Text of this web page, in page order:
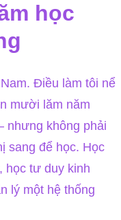
học
Điều làm tôi nể
mười lăm năm
nhưng không phải
sang để học. Học
học tư duy kinh
lý một hệ thống